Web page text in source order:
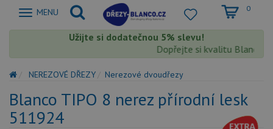
Zobrazit
MENU 0
Užijte si dodatečnou 5% slevu!
Dopřejte si kvalitu Blanco s
NEREZOVÉ DŘEZY Nerezové dvoudřezy
Blanco TIPO 8 nerez přírodní lesk
511924